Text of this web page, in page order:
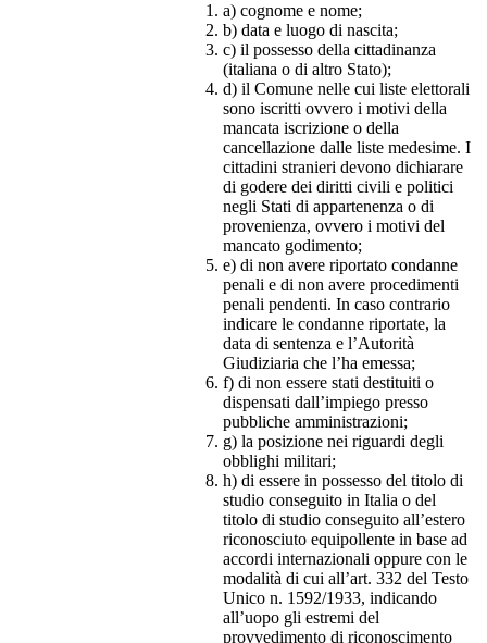
a) cognome e nome;
b) data e luogo di nascita;
c) il possesso della cittadinanza
(italiana o di altro Stato);
d) il Comune nelle cui liste elettorali
sono iscritti ovvero i motivi della
mancata iscrizione o della
cancellazione dalle liste medesime. I
cittadini stranieri devono dichiarare
di godere dei diritti civili e politici
negli Stati di appartenenza o di
provenienza, ovvero i motivi del
mancato godimento;
e) di non avere riportato condanne
penali e di non avere procedimenti
penali pendenti. In caso contrario
indicare le condanne riportate, la
data di sentenza e l’Autorità
Giudiziaria che l’ha emessa;
f) di non essere stati destituiti o
dispensati dall’impiego presso
pubbliche amministrazioni;
g) la posizione nei riguardi degli
obblighi militari;
h) di essere in possesso del titolo di
studio conseguito in Italia o del
titolo di studio conseguito all’estero
riconosciuto equipollente in base ad
accordi internazionali oppure con le
modalità di cui all’art. 332 del Testo
Unico n. 1592/1933, indicando
all’uopo gli estremi del
provvedimento di riconoscimento